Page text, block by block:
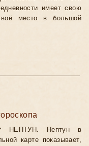
имеет свою
место в большой
НЕПТУН. Нептун в
карте показывает,